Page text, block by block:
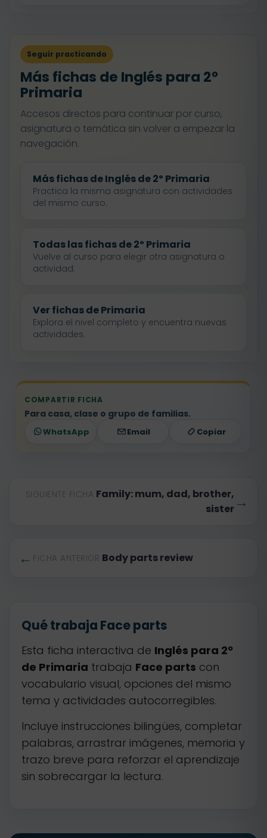
Seguir practicando
Más fichas de Inglés para 2º
Primaria
Accesos directos para continuar por curso,
asignatura o temática sin volver a empezar la
navegación.
Más fichas de Inglés de 2º Primaria
Practica la misma asignatura con actividades
del mismo curso.
Todas las fichas de 2º Primaria
Vuelve al curso para elegir otra asignatura o
actividad.
Ver fichas de Primaria
Explora el nivel completo y encuentra nuevas
actividades.
COMPARTIR FICHA
Para casa, clase o grupo de familias.
WhatsApp Email Copiar
← FICHA ANTERIOR Body parts review
SIGUIENTE FICHA Family: mum, dad, brother,
sister →
Qué trabaja Face parts
Esta ficha interactiva de Inglés para 2º
de Primaria trabaja Face parts con
vocabulario visual, opciones del mismo
tema y actividades autocorregibles.
Incluye instrucciones bilingües, completar
palabras, arrastrar imágenes, memoria y
trazo breve para reforzar el aprendizaje
sin sobrecargar la lectura.